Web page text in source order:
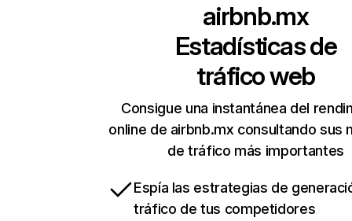
airbnb.mx
Estadísticas de
tráfico web
Consigue una instantánea del
online de airbnb.mx consultando sus
de tráfico más importantes
Espía las estrategias de
tráfico de tus competidores